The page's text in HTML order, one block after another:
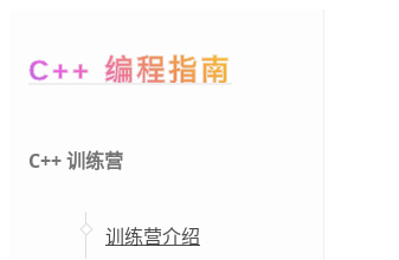
C++ 编程指南
C++ 训练营
训练营介绍